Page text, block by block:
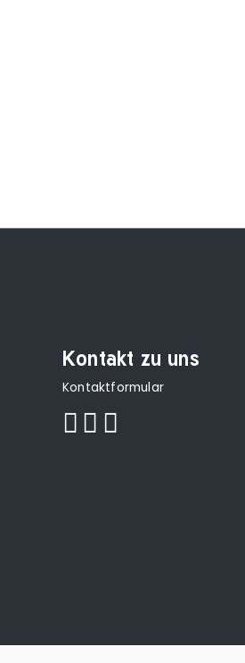
Kontakt zu uns
Kontaktformular